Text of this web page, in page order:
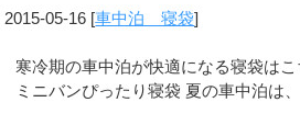
2015-05-16 [車中泊 寝袋]
寒冷期の車中泊が快適になる寝袋は
ミニバンぴったり寝袋 夏の車中泊は